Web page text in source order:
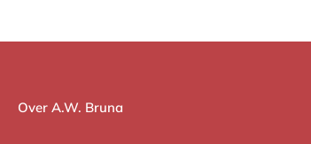
Over A.W. Bruna